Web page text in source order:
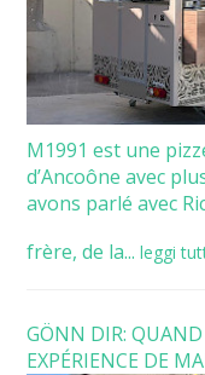
M1991 est une
d’Ancoône avec
avons parlé avec
frère, de la... leggi
GÖNN DIR:
EXPÉRIENCE DE